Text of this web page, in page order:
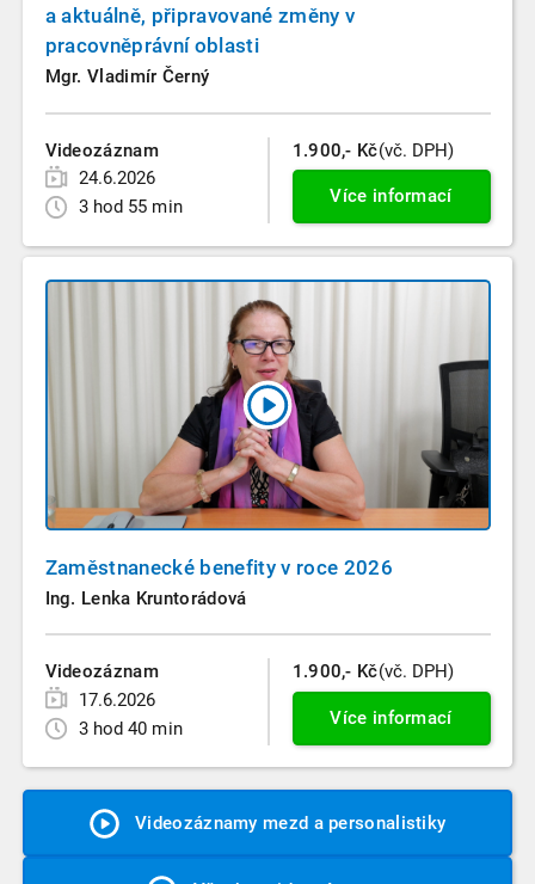
a aktuálně, připravované změny v
pracovněprávní oblasti
Mgr. Vladimír Černý
Videozáznam
24.6.2026
3 hod 55 min
1.900,- Kč(vč. DPH)
Více informací
Zaměstnanecké benefity v roce 2026
Ing. Lenka Kruntorádová
Videozáznam
17.6.2026
3 hod 40 min
1.900,- Kč(vč. DPH)
Více informací
Videozáznamy mezd a personalistiky